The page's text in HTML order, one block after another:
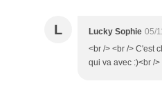
L Lucky Sophie 05/
<br /> <br /> C'est
qui va avec :)<br /